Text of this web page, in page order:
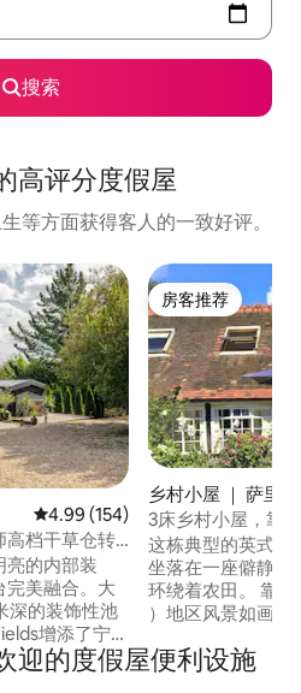
搜索
高评分度假屋
等方面获得客人的一致好评。
平均评分 4.99 分（满分 5 分），
4.99 (154)
高档干草仓转
亮的内部装
完美融合。大
深的装饰性池
增添了宁静
改建房中，如
房客推荐
房客推荐
乡村小屋 ｜ 萨里
3床乡村小屋，靠
这栋典型的英式乡
坐落在一座僻静的
环绕着农田。 靠
）地区风景如画
式大号单人“舒适”折
迎的度假屋便利设施